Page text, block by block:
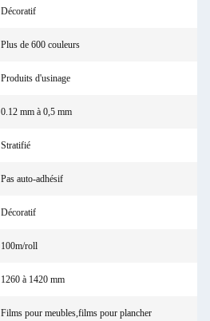
Décoratif
Plus de 600 couleurs
Produits d'usinage
0.12 mm à 0,5 mm
Stratifié
Pas auto-adhésif
Décoratif
100m/roll
1260 à 1420 mm
Films pour meubles,films pour plancher